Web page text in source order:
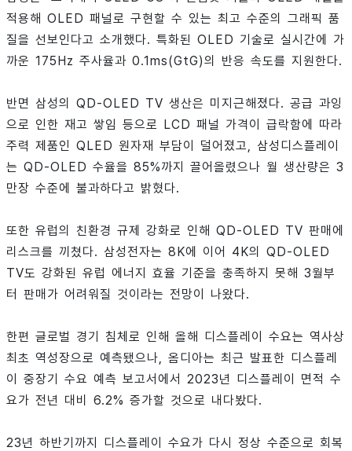
적용해 OLED 패널로 구현할 수 있는 최고 수준의 그래픽 품
질을 선보인다고 소개했다. 특화된 OLED 기술로 실시간에 가
까운 175Hz 주사율과 0.1ms(GtG)의 반응 속도를 지원한다.
반면 삼성의 QD-OLED TV 생산은 미지근해졌다. 공급 과잉
으로 인한 재고 쌓임 등으로 LCD 패널 가격이 급락함에 따라
주력 제품인 QLED 원자재 부담이 덜어졌고, 삼성디스플레이
는 QD-OLED 수율을 85%까지 끌어올렸으나 월 생산량은 3
만장 수준에 불과하다고 밝혔다.
또한 유럽의 친환경 규제 강화로 인해 QD-OLED TV 판매에
리스크를 끼쳤다. 삼성전자는 8K에 이어 4K의 QD-OLED
TV도 강화된 유럽 에너지 효율 기준을 충족하지 못해 3월부
터 판매가 어려워질 것이라는 전망이 나왔다.
한편 글로벌 경기 침체로 인해 올해 디스플레이 수요는 역사상
최초 역성장으로 예측됐으나, 옴디아는 최근 발표한 디스플레
이 중장기 수요 예측 보고서에서 2023년 디스플레이 면적 수
요가 전년 대비 6.2% 증가할 것으로 내다봤다.
23년 하반기까지 디스플레이 수요가 다시 정상 수준으로 회복